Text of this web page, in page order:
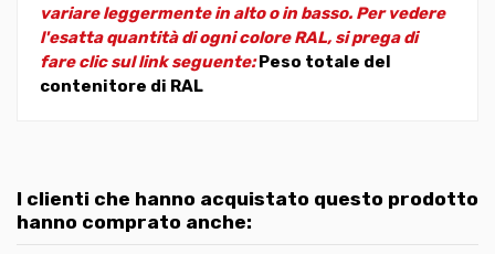
variare leggermente in alto o in basso. Per vedere
l'esatta quantità di ogni colore RAL, si prega di
fare clic sul link seguente:Peso totale del
contenitore di RAL
I clienti che hanno acquistato questo prodotto
hanno comprato anche: